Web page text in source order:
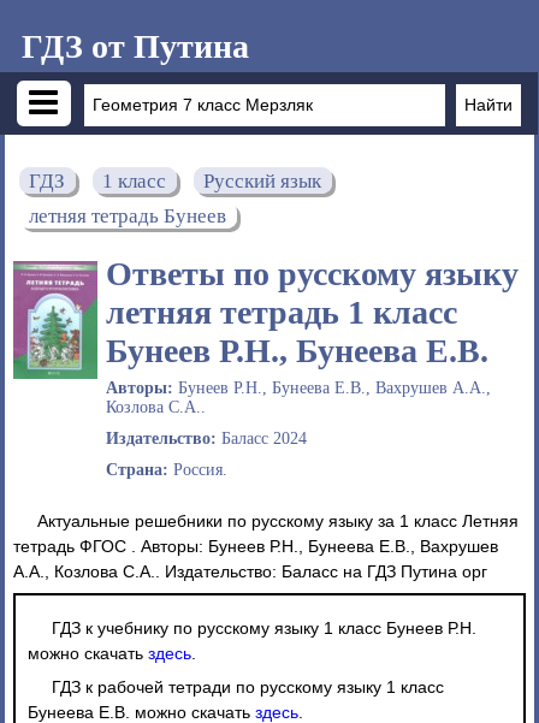
ГДЗ от Путина
ГДЗ 1 класс
Русский язык
летняя тетрадь Бунеев
Ответы по русскому языку
летняя тетрадь 1 класс
Бунеев Р.Н., Бунеева Е.В.
Авторы: Бунеев Р.Н., Бунеева Е.В., Вахрушев А.А.,
Козлова С.А..
Издательство: Баласс 2024
Страна: Россия.
Актуальные решебники по русскому языку за 1 класс Летняя
тетрадь ФГОС . Авторы: Бунеев Р.Н., Бунеева Е.В., Вахрушев
А.А., Козлова С.А.. Издательство: Баласс на ГДЗ Путина орг
ГДЗ к учебнику по русскому языку 1 класс Бунеев Р.Н.
можно скачать здесь
ГДЗ к рабочей тетради по русскому языку 1 класс
Бунеева Е.В. можно скачать здесь